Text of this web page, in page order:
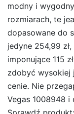
modny i
rozmiarach, te
dopasowane do
jedyne 254,99
imponujące 115
zdobyć wysokiej
cenie. Nie
Vegas 1008948